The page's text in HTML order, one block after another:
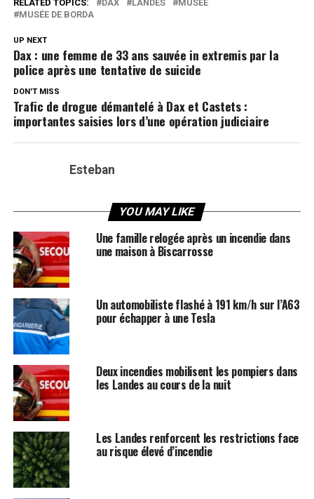
RELATED TOPICS: DAX LANDES
MUSÉE
MUSÉE DE BORDA
UP NEXT
Dax : une femme de 33 ans sauvée in extremis par la
police après une tentative de suicide
DON'T MISS
Trafic de drogue démantelé à Dax et Castets :
importantes saisies lors d’une opération judiciaire
Esteban
YOU MAY LIKE
Une famille relogée après un incendie dans
une maison à Biscarrosse
Un automobiliste flashé à 191 km/h sur l’A63
pour échapper à une Tesla
Deux incendies mobilisent les pompiers dans
les Landes au cours de la nuit
Les Landes renforcent les restrictions face
au risque élevé d’incendie